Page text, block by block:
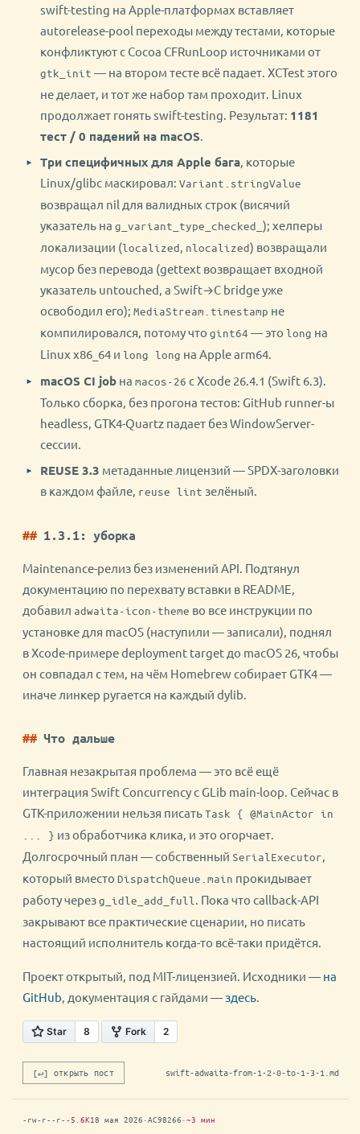
swift-testing на Apple-платформах вставляет
autorelease-pool переходы между тестами, которые
конфликтуют с Cocoa CFRunLoop источниками от
gtk_init — на втором тесте всё падает. XCTest этого
не делает, и тот же набор там проходит. Linux
продолжает гонять swift-testing. Результат: 1181
тест / 0 падений на macOS
Три специфичных для Apple бага , которые
Linux/glibc маскировал: Variant.stringValue
возвращал nil для валидных строк (висячий
указатель на g_variant_type_checked_ ); хелперы
локализации (localized nlocalized) возвращали
мусор без перевода (gettext возвращает входной
указатель untouched, а Swift→C bridge уже
освободил его); MediaStream.timestamp не
компилировался, потому что gint64 — это long на
Linux x86_64 и long long на Apple arm64.
macOS CI job на macos-26 с Xcode 26.4.1 (Swift 6.3).
Только сборка, без прогона тестов: GitHub runner-ы
headless, GTK4-Quartz падает без WindowServer-
сессии.
REUSE 3.3 метаданные лицензий — SPDX-заголовки
в каждом файле, reuse lint зелёный.
1.3.1: уборка
Maintenance-релиз без изменений API. Подтянул
документацию по перехвату вставки в README,
добавил adwaita-icon-theme во все инструкции по
установке для macOS (наступили — записали), поднял
в Xcode-примере deployment target до macOS 26, чтобы
он совпадал с тем, на чём Homebrew собирает GTK4 —
иначе линкер ругается на каждый dylib.
Что дальше
Главная незакрытая проблема — это всё ещё
интеграция Swift Concurrency с GLib main-loop. Сейчас в
GTK-приложении нельзя писатьTask { @MainActor in
... } из обработчика клика, и это огорчает.
Долгосрочный план — собственный SerialExecutor
который вместо DispatchQueue.main прокидывает
работу черезg_idle_add_full
. Пока что callback-API
закрывают все практические сценарии, но писать
настоящий исполнитель когда-то всё-таки придётся.
Проект открытый, под MIT-лицензией. Исходники — на
GitHub , документация с гайдами — здесь
[↵] открыть пост swift-adwaita-from-1-2-0-to-1-3-1.md
-rw-r--r-- 5.6K18 мая 2026 ·AC98266 ·~3 мин